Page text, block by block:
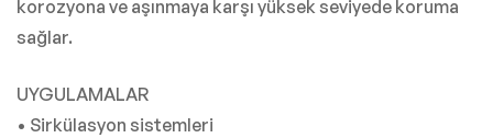
korozyona ve aşınmaya karşı yüksek seviyede koruma
sağlar.
UYGULAMALAR
• Sirkülasyon sistemleri